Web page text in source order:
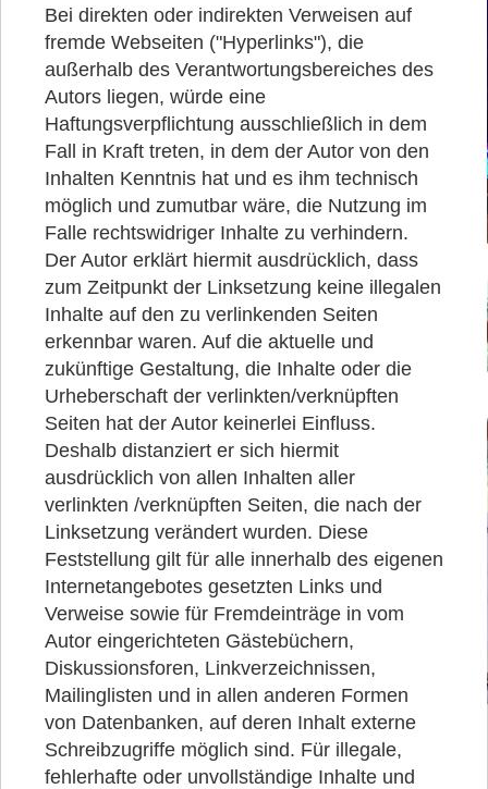
Bei direkten oder indirekten Verweisen auf
fremde Webseiten ("Hyperlinks"), die
außerhalb des Verantwortungsbereiches des
Autors liegen, würde eine
Haftungsverpflichtung ausschließlich in dem
Fall in Kraft treten, in dem der Autor von den
Inhalten Kenntnis hat und es ihm technisch
möglich und zumutbar wäre, die Nutzung im
Falle rechtswidriger Inhalte zu verhindern.
Der Autor erklärt hiermit ausdrücklich, dass
zum Zeitpunkt der Linksetzung keine illegalen
Inhalte auf den zu verlinkenden Seiten
erkennbar waren. Auf die aktuelle und
zukünftige Gestaltung, die Inhalte oder die
Urheberschaft der verlinkten/verknüpften
Seiten hat der Autor keinerlei Einfluss.
Deshalb distanziert er sich hiermit
ausdrücklich von allen Inhalten aller
verlinkten /verknüpften Seiten, die nach der
Linksetzung verändert wurden. Diese
Feststellung gilt für alle innerhalb des eigenen
Internetangebotes gesetzten Links und
Verweise sowie für Fremdeinträge in vom
Autor eingerichteten Gästebüchern,
Diskussionsforen, Linkverzeichnissen,
Mailinglisten und in allen anderen Formen
von Datenbanken, auf deren Inhalt externe
Schreibzugriffe möglich sind. Für illegale,
fehlerhafte oder unvollständige Inhalte und